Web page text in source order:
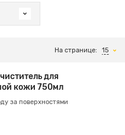
На странице: 15
для
кожи 750мл
за поверхностями